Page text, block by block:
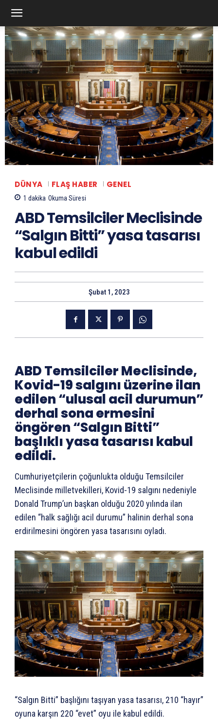
DÜNYA FLAŞ HABER GENEL
1 dakika Okuma Süresi
ABD Temsilciler Meclisinde
“Salgın Bitti” yasa tasarısı
kabul edildi
Şubat 1, 2023
ABD Temsilciler Meclisinde,
Kovid-19 salgını üzerine ilan
edilen “ulusal acil durumun”
derhal sona ermesini
öngören “Salgın Bitti”
başlıklı yasa tasarısı kabul
edildi.
Cumhuriyetçilerin çoğunlukta olduğu Temsilciler
Meclisinde milletvekilleri, Kovid-19 salgını nedeniyle
Donald Trump’un başkan olduğu 2020 yılında ilan
edilen “halk sağlığı acil durumu” halinin derhal sona
erdirilmesini öngören yasa tasarısını oyladı.
“Salgın Bitti” başlığını taşıyan yasa tasarısı, 210 “hayır”
oyuna karşın 220 “evet” oyu ile kabul edildi.